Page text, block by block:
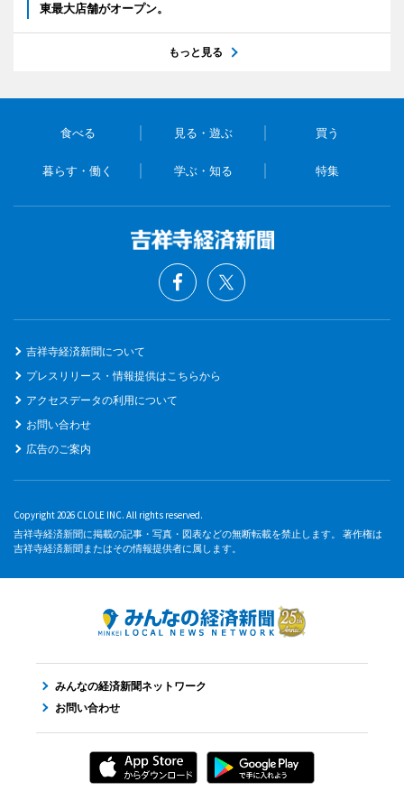
東最大店舗がオープン。
もっと見る
食べる 見る・遊ぶ 買う
暮らす・働く 学ぶ・知る 特集
吉祥寺経済新聞について
プレスリリース・情報提供はこちらから
アクセスデータの利用について
お問い合わせ
広告のご案内
Copyright 2026 CLOLE INC. All rights reserved.
吉祥寺経済新聞に掲載の記事・写真・図表などの無断転載を禁止します。 著作権は
吉祥寺経済新聞またはその情報提供者に属します。
みんなの経済新聞ネットワーク
お問い合わせ